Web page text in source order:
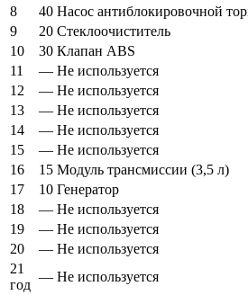
8
40 Насос антиблокировочной
9
20 Стеклоочиститель
10
30 Клапан ABS
11
— Не используется
12
— Не используется
13
— Не используется
14
— Не используется
15
— Не используется
16
15 Модуль трансмиссии (3,5 л)
17
10 Генератор
18
— Не используется
19
— Не используется
20
— Не используется
21
год
— Не используется